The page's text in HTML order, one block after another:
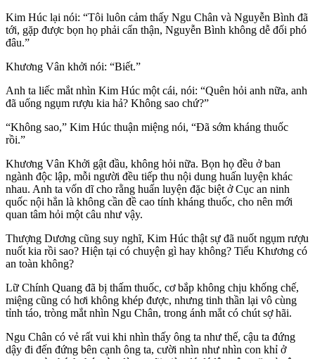
Kim Húc lại nói: “Tôi luôn cảm thấy Ngu Chân và Nguyễn Bình đã
tới, gặp được bọn họ phải cẩn thận, Nguyễn Bình không dễ đối phó
đâu.”
Khương Vân khởi nói: “Biết.”
Anh ta liếc mắt nhìn Kim Húc một cái, nói: “Quên hỏi anh nữa, anh
đã uống ngụm rượu kia hả? Không sao chứ?”
“Không sao,” Kim Húc thuận miệng nói, “Đã sớm kháng thuốc
rồi.”
Khương Vân Khởi gật đầu, không hỏi nữa. Bọn họ đều ở ban
ngành độc lập, mỗi người đều tiếp thu nội dung huấn luyện khác
nhau. Anh ta vốn dĩ cho rằng huấn luyện đặc biệt ở Cục an ninh
quốc nội hẳn là không cần đề cao tính kháng thuốc, cho nên mới
quan tâm hỏi một câu như vậy.
Thượng Dương cũng suy nghĩ, Kim Húc thật sự đã nuốt ngụm rượu
nuốt kia rồi sao? Hiện tại có chuyện gì hay không? Tiểu Khương có
an toàn không?
Lữ Chính Quang đã bị thấm thuốc, cơ bắp không chịu khống chế,
miệng cũng có hơi không khép được, nhưng tinh thần lại vô cùng
tỉnh táo, tròng mắt nhìn Ngu Chân, trong ánh mắt có chút sợ hãi.
Ngu Chân có vẻ rất vui khi nhìn thấy ông ta như thế, cậu ta đứng
dậy đi đến đứng bên cạnh ông ta, cười nhìn như nhìn con khỉ ở